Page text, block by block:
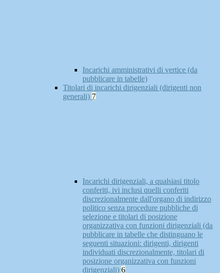
Incarichi amministrativi di vertice (da
pubblicare in tabelle)
Titolari di incarichi dirigenziali (dirigenti non
generali) 7
Incarichi dirigenziali, a qualsiasi titolo
conferiti, ivi inclusi quelli conferiti
discrezionalmente dall'organo di indirizzo
politico senza procedure pubbliche di
selezione e titolari di posizione
organizzativa con funzioni dirigenziali (da
pubblicare in tabelle che distinguano le
seguenti situazioni: dirigenti, dirigenti
individuati discrezionalmente, titolari di
posizione organizzativa con funzioni
dirigenziali) 6